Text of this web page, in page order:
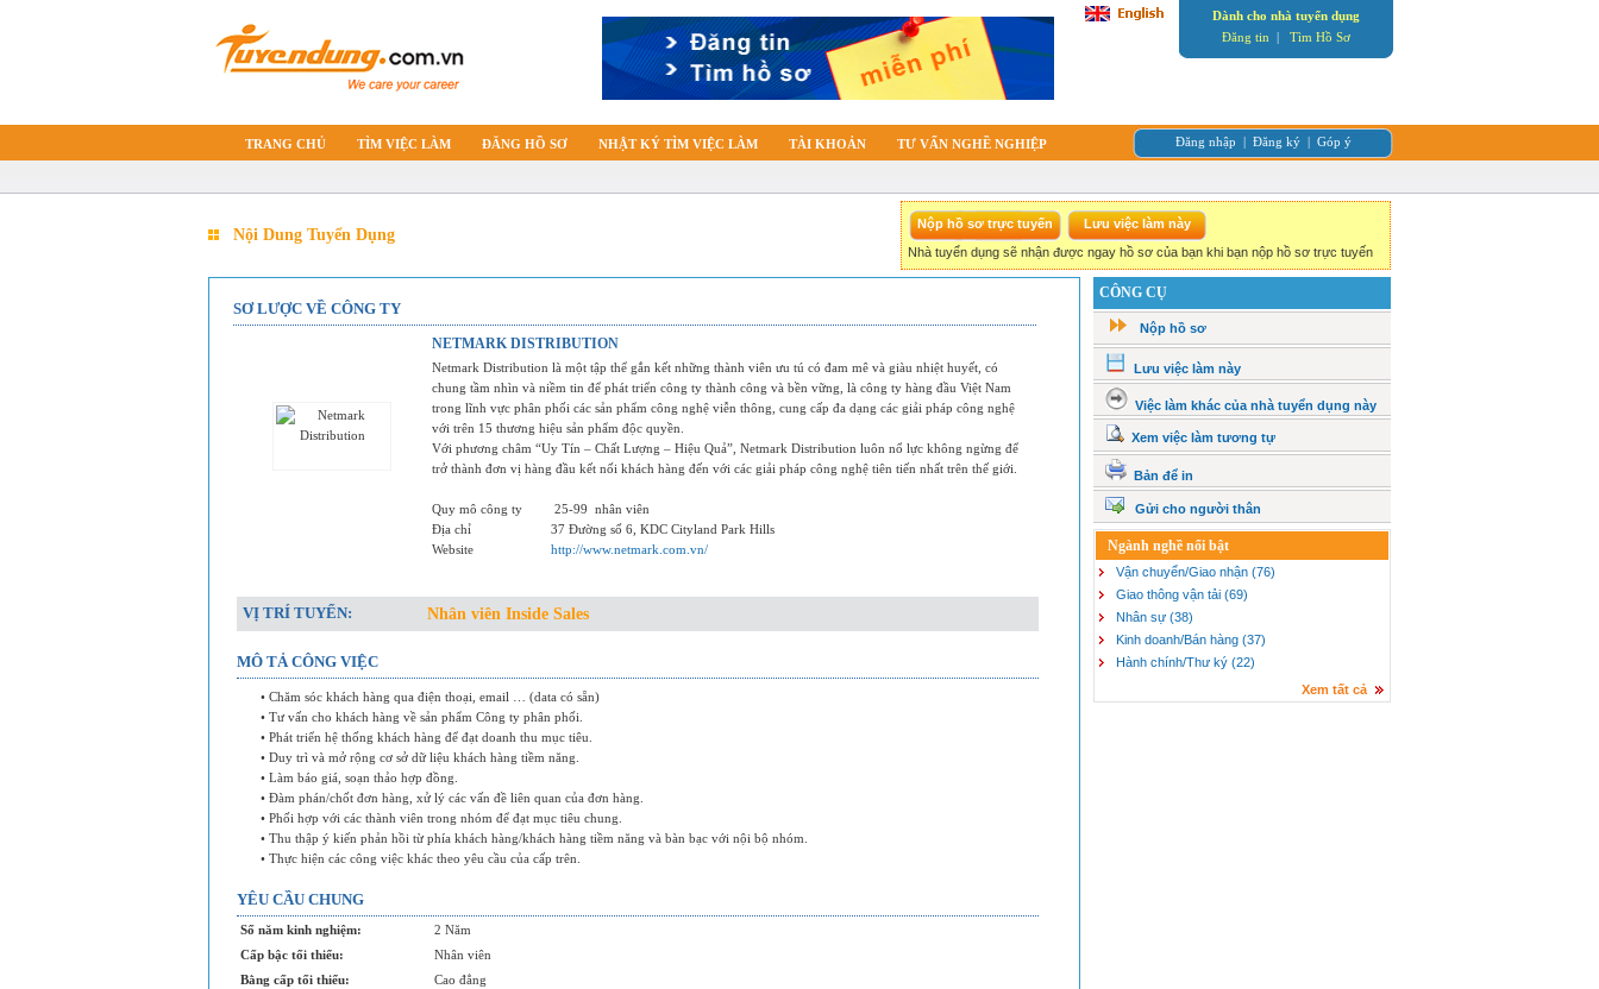
Dành cho nhà tuyển dụng
Đăng tin | Tìm Hồ Sơ
TRANG CHỦ TÌM VIỆC LÀM ĐĂNG HỒ SƠ NHẬT KÝ TÌM VIỆC LÀM TÀI KHOẢN TƯ VẤN NGHỀ NGHIỆP Đăng nhập | Đăng ký | Góp ý
Nội Dung Tuyển Dụng
Nhà tuyển dụng sẽ nhận được ngay hồ sơ của bạn khi bạn nộp hồ sơ trực tuyến
SƠ LƯỢC VỀ CÔNG TY
NETMARK DISTRIBUTION
Netmark Distribution là một tập thể gắn kết những thành viên ưu tú có đam mê và giàu nhiệt huyết, có
chung tầm nhìn và niềm tin để phát triển công ty thành công và bền vững, là công ty hàng đầu Việt Nam
trong lĩnh vực phân phối các sản phẩm công nghệ viễn thông, cung cấp đa dạng các giải pháp công nghệ
với trên 15 thương hiệu sản phẩm độc quyền.
Với phương châm “Uy Tín – Chất Lượng – Hiệu Quả”, Netmark Distribution luôn nổ lực không ngừng để
trở thành đơn vị hàng đầu kết nối khách hàng đến với các giải pháp công nghệ tiên tiến nhất trên thế giới.
Quy mô công ty 25-99 nhân viên
Địa chỉ
37 Đường số 6, KDC Cityland Park Hills
Website
http://www.netmark.com.vn/
VỊ TRÍ TUYỂN: Nhân viên Inside Sales
MÔ TẢ CÔNG VIỆC
• Chăm sóc khách hàng qua điện thoại, email … (data có sẵn)
• Tư vấn cho khách hàng về sản phẩm Công ty phân phối.
• Phát triển hệ thống khách hàng để đạt doanh thu mục tiêu.
• Duy trì và mở rộng cơ sở dữ liệu khách hàng tiềm năng.
• Làm báo giá, soạn thảo hợp đồng.
• Đàm phán/chốt đơn hàng, xử lý các vấn đề liên quan của đơn hàng.
• Phối hợp với các thành viên trong nhóm để đạt mục tiêu chung.
• Thu thập ý kiến phản hồi từ phía khách hàng/khách hàng tiềm năng và bàn bạc với nội bộ nhóm.
• Thực hiện các công việc khác theo yêu cầu của cấp trên.
YÊU CẦU CHUNG
Số năm kinh nghiệm:
2 Năm
Cấp bậc tối thiểu:
Nhân viên
Bằng cấp tối thiểu:
Cao đẳng
CÔNG CỤ
Nộp hồ sơ
Lưu việc làm này
Việc làm khác của nhà tuyển dụng này
Xem việc làm tương tự
Bản để in
Gửi cho người thân
Ngành nghề nổi bật
Vận chuyển/Giao nhận (76)
Giao thông vận tải (69)
Nhân sự (38)
Kinh doanh/Bán hàng (37)
Hành chính/Thư ký (22)
Xem tất cả